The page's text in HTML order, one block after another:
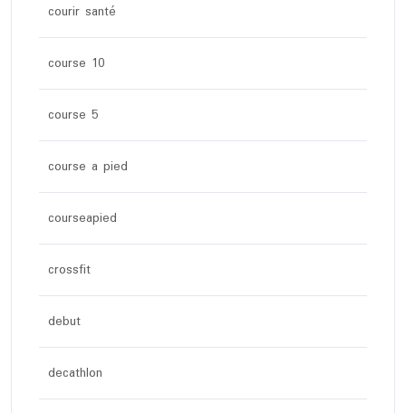
courir santé
course 10
course 5
course a pied
courseapied
crossfit
debut
decathlon